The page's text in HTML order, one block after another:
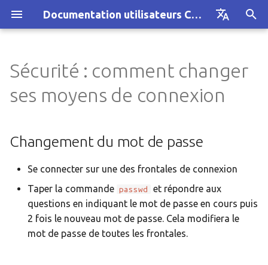
Documentation utilisateurs CRIANN
t
a
Actualités et formations
Problème ?
Guide
Compilation des codes
Gestion des données
IA - Deep Learning
Service Jupyterhub
Modules
Architecture Gestion des données
Signaux envoyés par
Visualisation à distance
Changement du mot de
passe
connexion
Cas des connexions entre les
centres de calcul
Recommandations de l'IDRIS
Filtrage antispam/antivirus Utiliser le service
Sécurité : comment changer
ses moyens de connexion
Changement du mot de passe
Se connecter sur une des frontales de connexion
Taper la commande passwd
et répondre aux
questions en indiquant le mot de passe en cours puis
2 fois le nouveau mot de passe. Cela modifiera le
mot de passe de toutes les frontales.